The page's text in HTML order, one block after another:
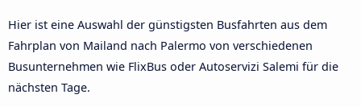
Hier ist eine Auswahl der günstigsten Busfahrten aus dem
Fahrplan von Mailand nach Palermo von verschiedenen
Busunternehmen wie FlixBus oder Autoservizi Salemi für die
nächsten Tage.